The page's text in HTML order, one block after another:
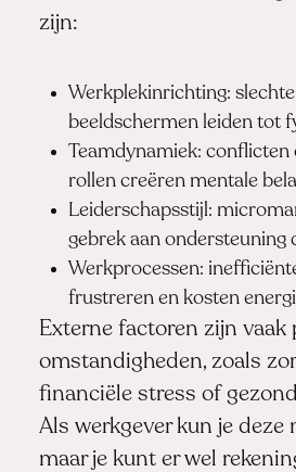
zijn:
Werkplekinrichting:
beeldschermen leiden tot
Teamdynamiek: conflicten
rollen creëren mentale
Leiderschapsstijl:
gebrek aan ondersteuning
Werkprocessen:
frustreren en kosten
Externe factoren zijn vaak
omstandigheden, zoals
financiële stress of
Als werkgever kun je deze
maar je kunt er wel